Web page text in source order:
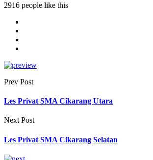
2916 people like this
Prev Post
Les Privat SMA Cikarang Utara
Next Post
Les Privat SMA Cikarang Selatan